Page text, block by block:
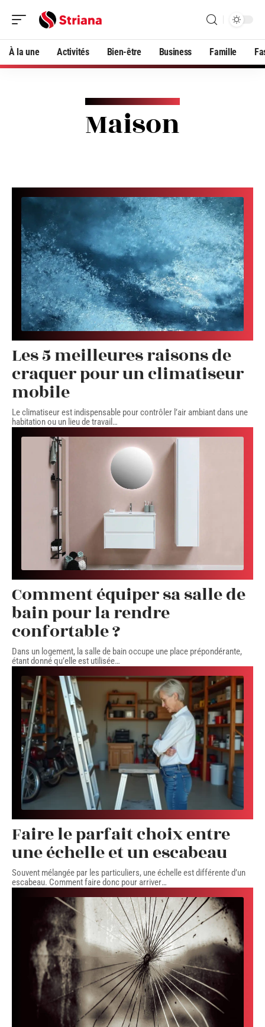
À la une Activités Bien-être Business Famille
Maison
Les 5 meilleures raisons de
craquer pour un climatiseur
mobile
Le climatiseur est indispensable pour contrôler l’air ambiant dans une
habitation ou un lieu de travail …
Comment équiper sa salle de
bain pour la rendre
confortable ?
Dans un logement, la salle de bain occupe une place prépondérante,
étant donné qu’elle est utilisée…
Faire le parfait choix entre
une échelle et un escabeau
Souvent mélangée par les particuliers, une échelle est différente d’un
escabeau. Comment faire donc pour arriver…